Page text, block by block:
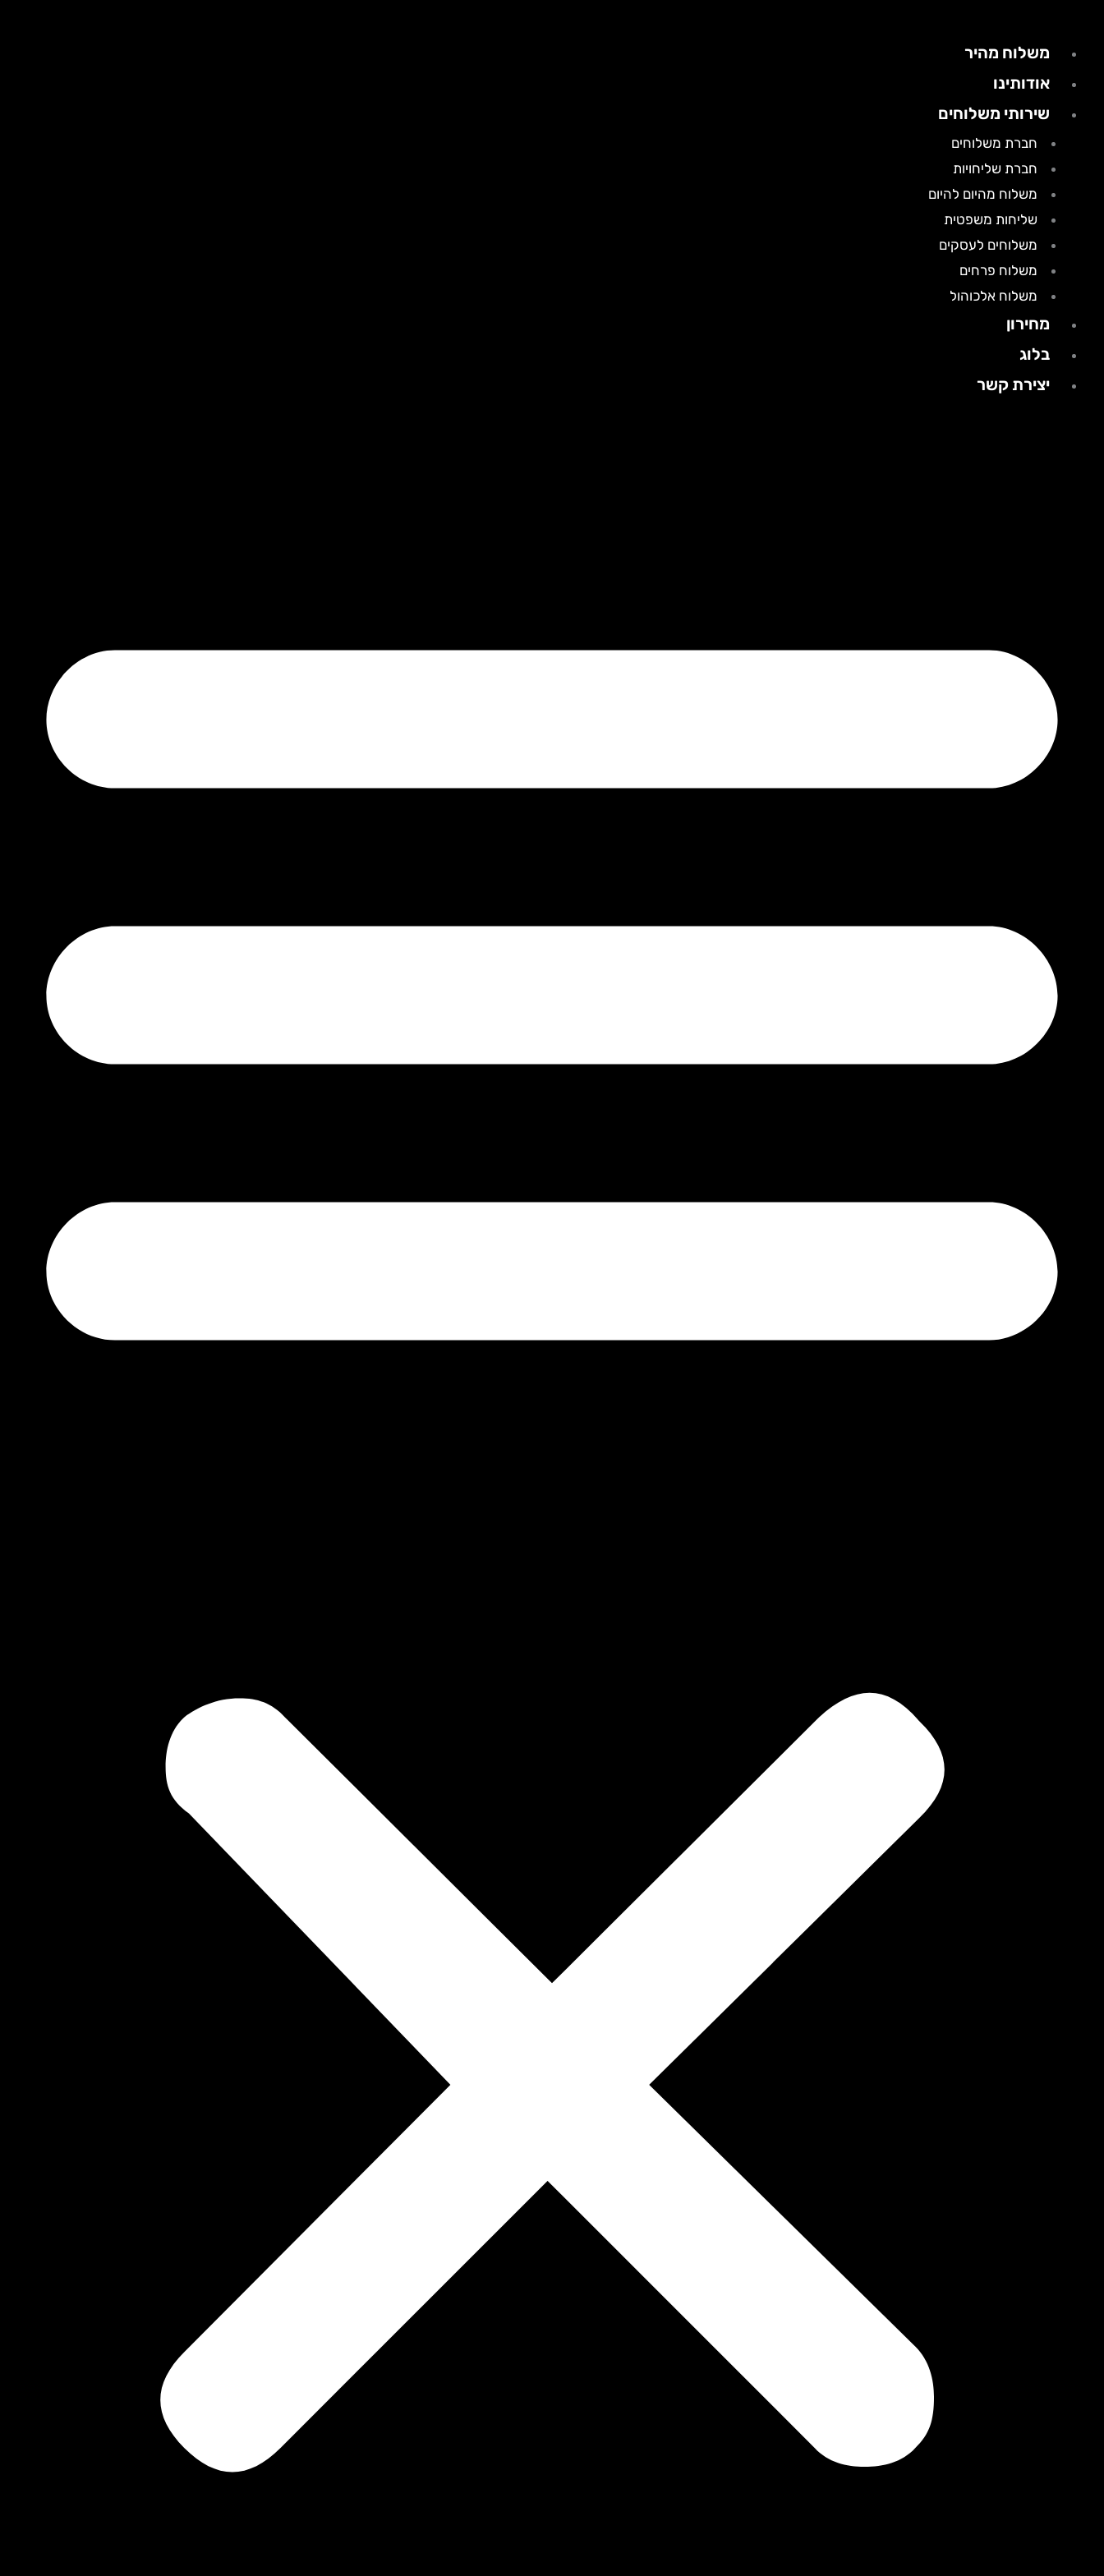
משלוח מהיר
אודותינו
שירותי משלוחים
חברת משלוחים
חברת שליחויות
משלוח מהיום להיום
שליחות משפטית
משלוחים לעסקים
משלוח פרחים
משלוח אלכוהול
מחירון
בלוג
יצירת קשר